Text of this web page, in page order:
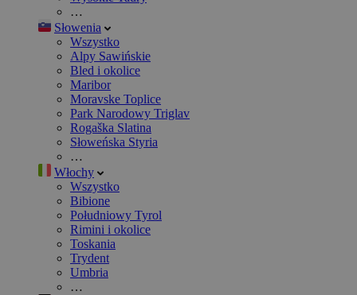
…
Słowenia
Wszystko
Alpy Sawińskie
Bled i okolice
Maribor
Moravske Toplice
Park Narodowy Triglav
Rogaška Slatina
Słoweńska Styria
…
Włochy
Wszystko
Bibione
Południowy Tyrol
Rimini i okolice
Toskania
Trydent
Umbria
…